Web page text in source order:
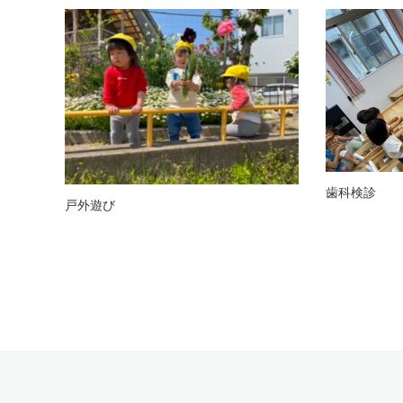
戸外遊び
歯科検診